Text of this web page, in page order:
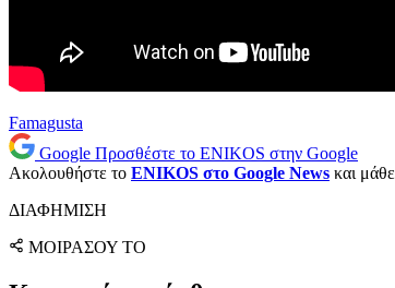
Famagusta
Google Προσθέστε το ENIKOS στην Google
Ακολουθήστε το ENIKOS στο Google News και
ΔΙΑΦΗΜΙΣΗ
ΜΟΙΡΑΣΟΥ ΤΟ